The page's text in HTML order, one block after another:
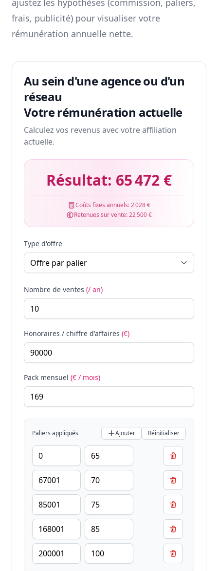
ajustez les hypothèses (commission, paliers,
frais, publicité) pour visualiser votre
rémunération annuelle nette.
Au sein d'une agence ou d'un
réseau
Votre rémunération actuelle
Calculez vos revenus avec votre affiliation
actuelle.
Résultat: 65 472 €
Coûts fixes annuels:2 028 €
Retenues sur vente:22 500 €
Type d'offre
Nombre de ventes (/ an)
Honoraires / chiffre d'affaires (€)
Pack mensuel (€ / mois)
Paliers appliqués Ajouter Réinitialiser